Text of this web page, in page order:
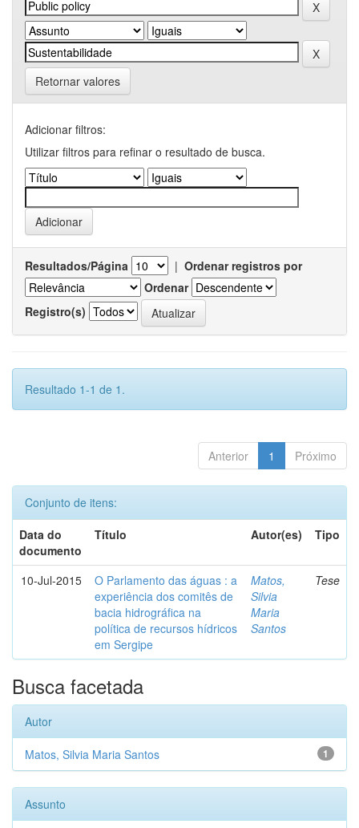
Retornar valores
Adicionar filtros:
Utilizar filtros para refinar o resultado de busca.
Resultados/Página | Ordenar registros por
Ordenar
Registro(s)
Resultado 1-1 de 1.
Anterior 1 Próximo
Conjunto de itens:
Data do
documento
Título Autor(es) Tipo
10-Jul-2015
O Parlamento das águas : a
experiência dos comitês de
bacia hidrográfica na
política de recursos hídricos
em Sergipe
Matos,
Silvia
Maria
Santos
Tese
Busca facetada
Autor
1
Matos, Silvia Maria Santos
Assunto